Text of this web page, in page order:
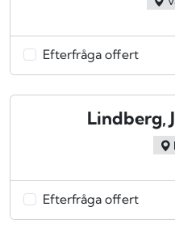
Efterfråga offert
Lindberg,
Efterfråga offert